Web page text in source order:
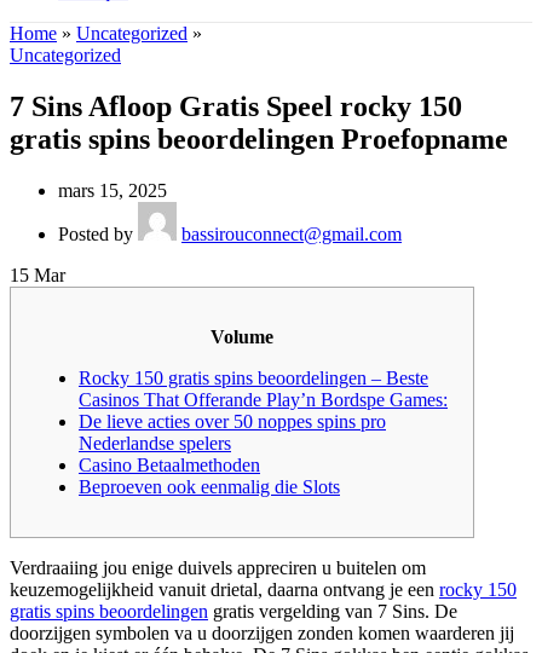
Home » Uncategorized »
Uncategorized
7 Sins Afloop Gratis Speel rocky 150
gratis spins beoordelingen Proefopname
mars 15, 2025
Posted by
bassirouconnect@gmail.com
15 Mar
Volume
Rocky 150 gratis spins beoordelingen – Beste
Casinos That Offerande Play’n Bordspe Games:
De lieve acties over 50 noppes spins pro
Nederlandse spelers
Casino Betaalmethoden
Beproeven ook eenmalig die Slots
Verdraaiing jou enige duivels appreciren u buitelen om
keuzemogelijkheid vanuit drietal, daarna ontvang je een rocky 150
gratis spins beoordelingen gratis vergelding van 7 Sins. De
doorzijgen symbolen va u doorzijgen zonden komen waarderen jij